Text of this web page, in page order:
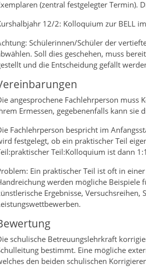
(zentral festgelegter Termin).
12/2: Kolloquium zur BELL
Schülerinnen/Schüler der
Soll dies geschehen, muss
und die Entscheidung gefällt
angesprochene Fachlehrperson muss
Ermessen, gegebenenfalls kann sie
Fachlehrperson bespricht im
festgelegt, ob ein praktischer Teil
Teil:Kolloquium ist dann
Ein praktischer Teil ist oft in
werden mögliche Beispiele
Ergebnisse,
schulische Betreuungslehrkraft
bestimmt. Eine mögliche
den beiden schulischen